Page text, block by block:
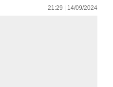
21:29 | 14/09/2024